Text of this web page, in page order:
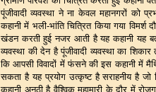
पूंजीवादी व्यवस्था ने ना केवल महानगरों को
कहानी में भली-भांति चित्रित किया गया विमर्श
खंडन करती हुई नजर आती है यह कहानी यह
व्यवस्था की देन है पूंजीवादी व्यवस्था का
कि आपसी विवादों में फंसने की इस कहानी में
सकता है यह प्रयोग उत्कृष्ट है सराहनीय है जो
कहानी अनूठी है वैश्विक महामारी के दौर में